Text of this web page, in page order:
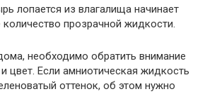
лопается из влагалища начинает
прозрачной жидкости.
необходимо обратить внимание
цвет. Если амниотическая жидкость
оттенок, об этом нужно